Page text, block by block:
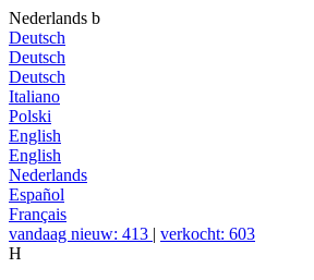
Nederlands b
Deutsch
Deutsch
Deutsch
Italiano
Polski
English
English
Nederlands
Español
Français
vandaag nieuw: 413 | verkocht: 603
H